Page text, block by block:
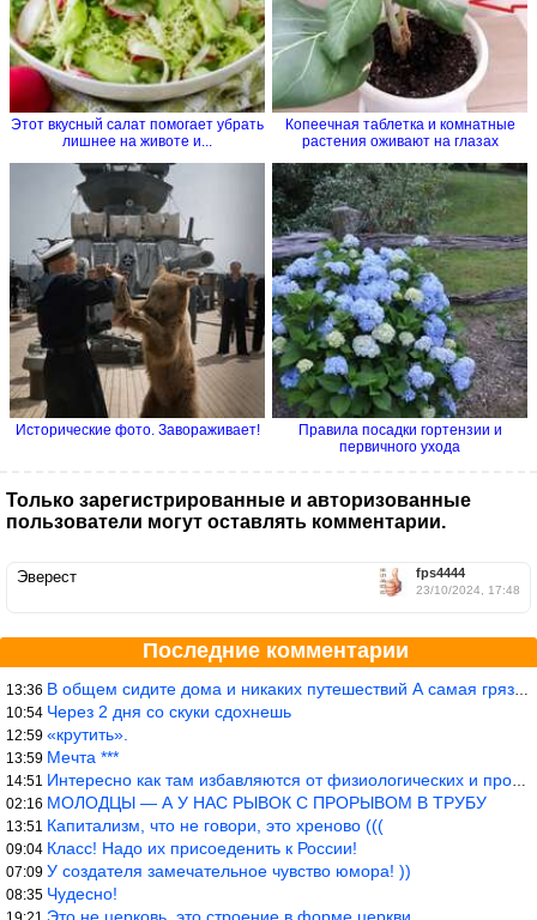
Этот вкусный салат помогает убрать
лишнее на животе и...
Копеечная таблетка и комнатные
растения оживают на глазах
Исторические фото. Завораживает!
Правила посадки гортензии и
первичного ухода
Только зарегистрированные и авторизованные
пользователи могут оставлять комментарии.
fps4444
23/10/2024, 17:48
Эверест
Последние комментарии
13:36 В общем сидите дома и никаких путешествий А самая грязная в от
10:54 Через 2 дня со скуки сдохнешь
12:59 «крутить».
13:59 Мечта ***
14:51 Интересно как там избавляются от физиологических и прочих отходо
02:16 МОЛОДЦЫ — А У НАС РЫВОК С ПРОРЫВОМ В ТРУБУ
13:51 Капитализм, что не говори, это хреново (((
09:04 Класс! Надо их присоеденить к России!
07:09 У создателя замечательное чувство юмора! ))
08:35 Чудесно!